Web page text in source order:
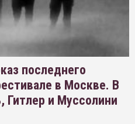
последнего
в Москве. В
Гитлер и Муссолини